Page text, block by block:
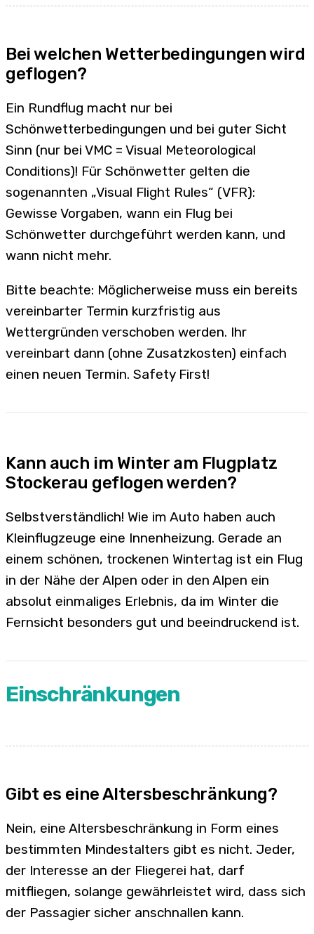
Bei welchen Wetterbedingungen wird
geflogen?
Ein Rundflug macht nur bei
Schönwetterbedingungen und bei guter Sicht
Sinn (nur bei VMC = Visual Meteorological
Conditions)! Für Schönwetter gelten die
sogenannten „Visual Flight Rules“ (VFR):
Gewisse Vorgaben, wann ein Flug bei
Schönwetter durchgeführt werden kann, und
wann nicht mehr.
Bitte beachte: Möglicherweise muss ein bereits
vereinbarter Termin kurzfristig aus
Wettergründen verschoben werden. Ihr
vereinbart dann (ohne Zusatzkosten) einfach
einen neuen Termin. Safety First!
Kann auch im Winter am Flugplatz
Stockerau geflogen werden?
Selbstverständlich! Wie im Auto haben auch
Kleinflugzeuge eine Innenheizung. Gerade an
einem schönen, trockenen Wintertag ist ein Flug
in der Nähe der Alpen oder in den Alpen ein
absolut einmaliges Erlebnis, da im Winter die
Fernsicht besonders gut und beeindruckend ist.
Einschränkungen
Gibt es eine Altersbeschränkung?
Nein, eine Altersbeschränkung in Form eines
bestimmten Mindestalters gibt es nicht. Jeder,
der Interesse an der Fliegerei hat, darf
mitfliegen, solange gewährleistet wird, dass sich
der Passagier sicher anschnallen kann.